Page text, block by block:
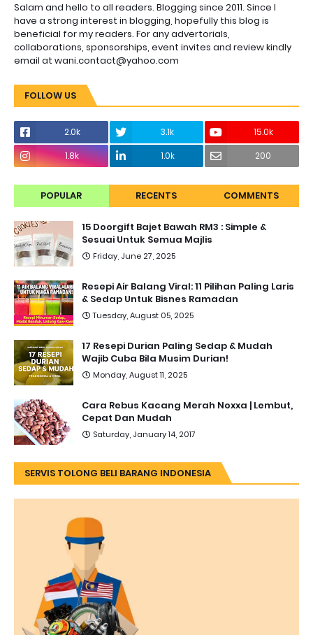
Salam and hello to all readers. Blogging since 2011. Since I
have a strong interest in blogging, hopefully this blog is
beneficial for my readers. For any advertorials,
collaborations, sponsorships, event invites and review kindly
email at wani.contact@yahoo.com
FOLLOW US
2.0k 3.1k
15.0k
1.8k
1.0k 200
POPULAR RECENTS COMMENTS
15 Doorgift Bajet Bawah RM3 : Simple &
Sesuai Untuk Semua Majlis
Friday, June 27, 2025
Resepi Air Balang Viral: 11 Pilihan Paling Laris
& Sedap Untuk Bisnes Ramadan
Tuesday, August 05, 2025
17 Resepi Durian Paling Sedap & Mudah
Wajib Cuba Bila Musim Durian!
Monday, August 11, 2025
Cara Rebus Kacang Merah Noxxa | Lembut,
Cepat Dan Mudah
Saturday, January 14, 2017
SERVIS TOLONG BELI BARANG INDONESIA